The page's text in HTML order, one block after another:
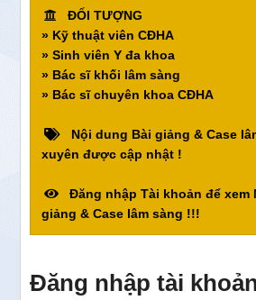
ĐỐI TƯỢNG
» Kỹ thuật viên CĐHA
» Sinh viên Y đa khoa
» Bác sĩ khối lâm sàng
» Bác sĩ chuyên khoa CĐHA
Nội dung Bài giảng & Case
xuyên được cập nhật !
Đăng nhập Tài khoản để xem
giảng & Case lâm sàng !!!
Đăng nhập tài